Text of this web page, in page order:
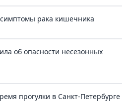
рака кишечника
об опасности несезонных
прогулки в Санкт-Петербурге